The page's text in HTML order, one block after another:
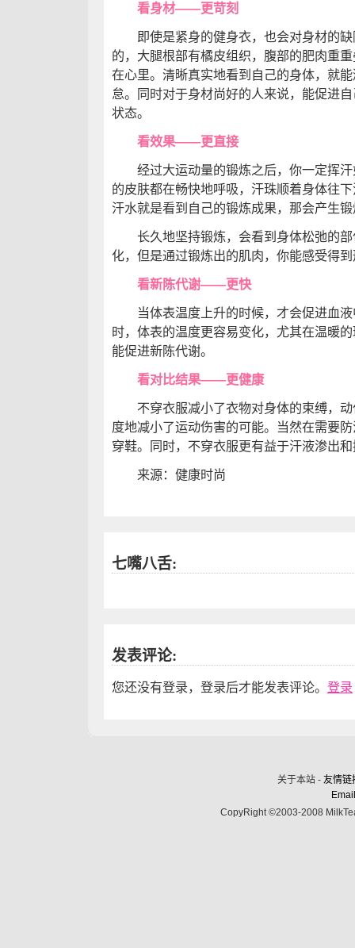
看身材——更苛刻
即使是紧身的健身衣，也会对身材的缺
的，大腿根部有橘皮组织，腹部的肥肉重
在心里。清晰真实地看到自己的身体，就
怠。同时对于身材尚好的人来说，能促进
状态。
看效果——更直接
经过大运动量的锻炼之后，你一定挥汗
的皮肤都在畅快地呼吸，汗珠顺着身体往
汗水就是看到自己的锻炼成果，那会产生
长久地坚持锻炼，会看到身体松弛的部
化，但是通过锻炼出的肌肉，你能感受得
看新陈代谢——更快
当体表温度上升的时候，才会促进血液
时，体表的温度更容易变化，尤其在温暖
能促进新陈代谢。
看对比结果——更健康
不穿衣服减小了衣物对身体的束缚，动
度地减小了运动伤害的可能。当然在需要
穿鞋。同时，不穿衣服更有益于汗液渗出
来源：健康时尚
七嘴八舌:
发表评论:
您还没有登录，登录后才能发表评论。 登录
关于本站 - 友情链
CopyRight ©2003-2008